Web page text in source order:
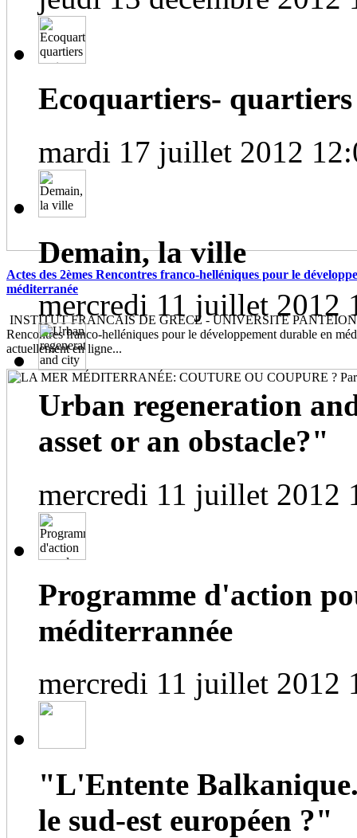
Actes des 2èmes Rencontres franco-helléniques pour le
méditerranée
INSTITUT FRANCAIS DE GRECE - UNIVERSITE PANTEION
Rencontres franco-helléniques pour le développement durable en
actuellement en ligne...
Ecoquartiers- quartiers
mardi 17 juillet 2012
Demain, la ville
mercredi 11 juillet 2012
Urban regeneration
asset or an obstacle?"
mercredi 11 juillet 2012
Programme d'action
méditerrannée
mercredi 11 juillet 2012
"L'Entente
le sud-est européen ?"